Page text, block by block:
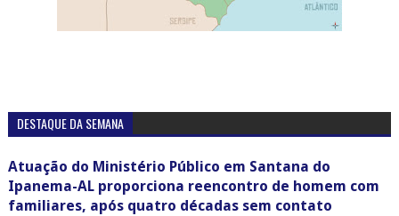
DESTAQUE DA SEMANA
Atuação do Ministério Público em Santana do
Ipanema-AL proporciona reencontro de homem com
familiares, após quatro décadas sem contato